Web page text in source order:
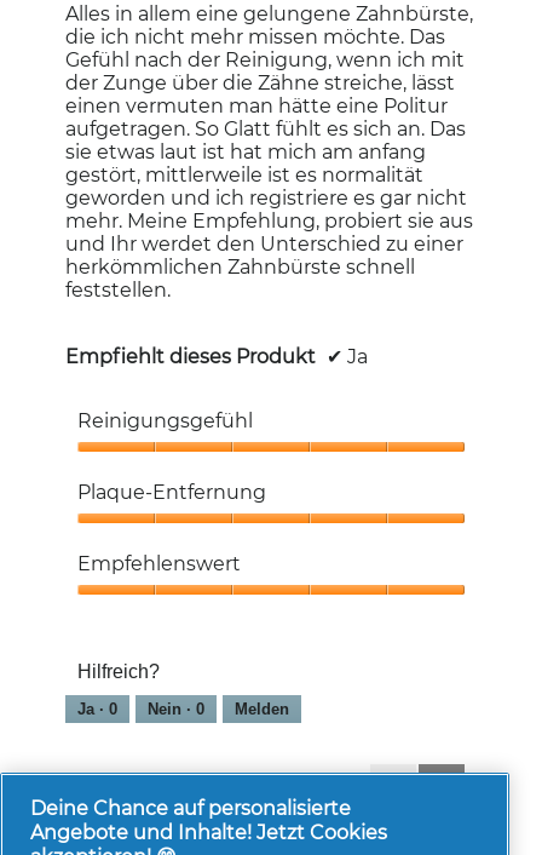
Alles in allem eine gelungene Zahnbürste,
die ich nicht mehr missen möchte. Das
Gefühl nach der Reinigung, wenn ich mit
der Zunge über die Zähne streiche, lässt
einen vermuten man hätte eine Politur
aufgetragen. So Glatt fühlt es sich an. Das
sie etwas laut ist hat mich am anfang
gestört, mittlerweile ist es normalität
geworden und ich registriere es gar nicht
mehr. Meine Empfehlung, probiert sie aus
und Ihr werdet den Unterschied zu einer
herkömmlichen Zahnbürste schnell
feststellen.
Empfiehlt dieses Produkt ✔ Ja
Reinigungsgefühl
5
von
Plaque-Entfernung
Entfernung,
5
Empfehlenswert
5
Hilfreich?
Ja · 0 Nein · 0 Melden
Deine Chance auf personalisierte
Angebote und Inhalte! Jetzt Cookies